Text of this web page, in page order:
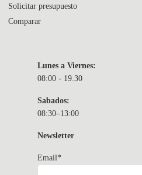
Solicitar presupuesto
Comparar
Lunes a Viernes:
08:00 - 19.30
Sabados:
08:30–13:00
Newsletter
Email*